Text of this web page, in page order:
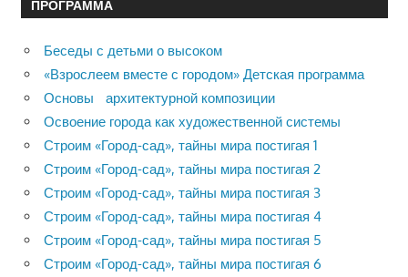
ПРОГРАММА
Беседы с детьми о высоком
«Взрослеем вместе с городом» Детская программа
Основы архитектурной композиции
Освоение города как художественной системы
Строим «Город-сад», тайны мира постигая 1
Строим «Город-сад», тайны мира постигая 2
Строим «Город-сад», тайны мира постигая 3
Строим «Город-сад», тайны мира постигая 4
Строим «Город-сад», тайны мира постигая 5
Строим «Город-сад», тайны мира постигая 6